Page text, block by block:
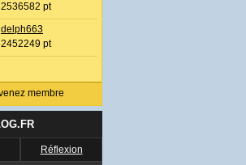
2536582 pt
delph663
2452249 pt
membre
Réflexion